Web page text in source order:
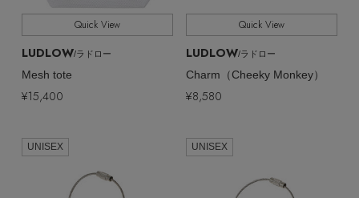
Quick View
LUDLOW/ラドロー
Mesh tote
¥15,400
Quick View
LUDLOW/ラドロー
Charm（Cheeky Monkey）
¥8,580
UNISEX UNISEX